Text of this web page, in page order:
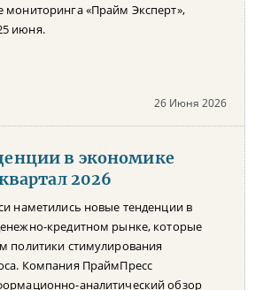
мониторинга «Прайм Эксперт»,
июня.
26 Июня 2026
в экономике
2026
наметились новые тенденции в
кредитном рынке, которые
политики стимулирования
Компания ПраймПресс
аналитический обзор